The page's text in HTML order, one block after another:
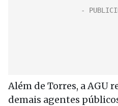
Além de Torres, a AGU
demais agentes